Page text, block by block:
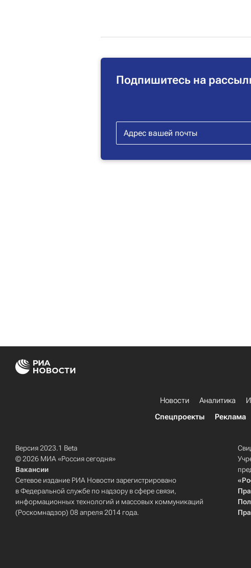
Подпишитесь на
Новости Аналитика
Спецпроекты
Реклама
Версия 2023.1 Beta
© 2026 МИА «Россия сегодня»
Вакансии
Сетевое издание РИА Новости зарегистрировано
в Федеральной службе по надзору в сфере связи,
информационных технологий и массовых коммуникаций
(Роскомнадзор) 08 апреля 2014 года.